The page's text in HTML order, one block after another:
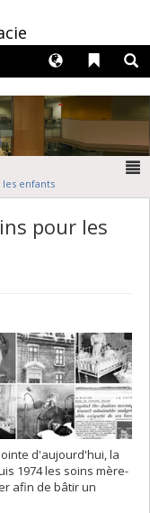
Liens
Langues
enfants
pour les
d'aujourd'hui, la
1974 les soins mère-
afin de bâtir un